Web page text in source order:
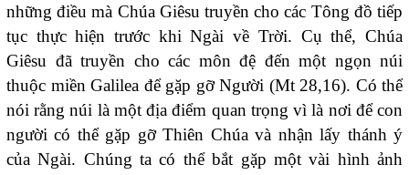
những điều mà Chúa Giêsu truyền cho các Tông đồ tiếp
tục thực hiện trước khi Ngài về Trời. Cụ thể, Chúa
Giêsu đã truyền cho các môn đệ đến một ngọn núi
thuộc miền Galilea để gặp gỡ Người (Mt 28,16). Có thể
nói rằng núi là một địa điểm quan trọng vì là nơi để con
người có thể gặp gỡ Thiên Chúa và nhận lấy thánh ý
của Ngài. Chúng ta có thể bắt gặp một vài hình ảnh